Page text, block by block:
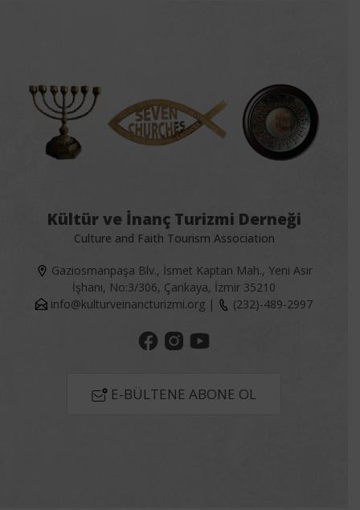
Kültür ve İnanç Turizmi Derneği
Culture and Faith Tourism Association
Gaziosmanpaşa Blv., İsmet Kaptan Mah., Yeni Asır
İşhanı, No:3/306, Çankaya, İzmir 35210
info@kulturveinancturizmi.org | (232)-489-2997
E-BÜLTENE ABONE OL